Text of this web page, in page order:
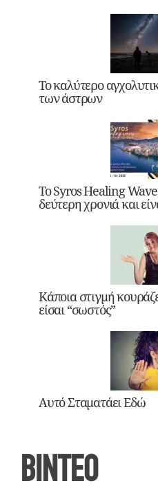
Το καλύτερο
των άστρων
Το Syros Healing
δεύτερη χρονιά και
Κάποια στιγμή
είσαι “σωστός”
Αυτό Σταματάει Εδώ
ΒΙΝΤΕΟ